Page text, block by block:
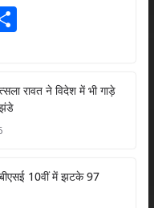
S
eरावत ने विदेश में भी गाड़े
10वीं में झटके 97